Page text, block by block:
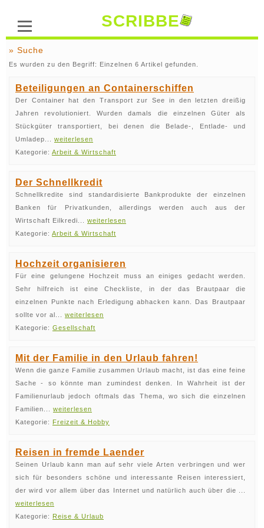
SCRIBBE
» Suche
Es wurden zu den Begriff: Einzelnen 6 Artikel gefunden.
Beteiligungen an Containerschiffen
Der Container hat den Transport zur See in den letzten dreißig
Jahren revolutioniert. Wurden damals die einzelnen Güter als
Stückgüter transportiert, bei denen die Belade-, Entlade- und
Umladep... weiterlesen
Kategorie: Arbeit & Wirtschaft
Der Schnellkredit
Schnellkredite sind standardisierte Bankprodukte der einzelnen
Banken für Privatkunden, allerdings werden auch aus der
Wirtschaft Eilkredi... weiterlesen
Kategorie: Arbeit & Wirtschaft
Hochzeit organisieren
Für eine gelungene Hochzeit muss an einiges gedacht werden.
Sehr hilfreich ist eine Checkliste, in der das Brautpaar die
einzelnen Punkte nach Erledigung abhacken kann. Das Brautpaar
sollte vor al... weiterlesen
Kategorie: Gesellschaft
Mit der Familie in den Urlaub fahren!
Wenn die ganze Familie zusammen Urlaub macht, ist das eine feine
Sache - so könnte man zumindest denken. In Wahrheit ist der
Familienurlaub jedoch oftmals das Thema, wo sich die einzelnen
Familien... weiterlesen
Kategorie: Freizeit & Hobby
Reisen in fremde Laender
Seinen Urlaub kann man auf sehr viele Arten verbringen und wer
sich für besonders schöne und interessante Reisen interessiert,
der wird vor allem über das Internet und natürlich auch über die ...
weiterlesen
Kategorie: Reise & Urlaub